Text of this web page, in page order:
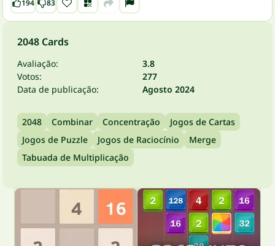
194 83
2048 Cards
Avaliação:
3.8
Votos:
277
Data de publicação:
Agosto 2024
2048 Combinar Concentração
Jogos de Cartas
Jogos de Puzzle
Jogos de Raciocínio
Merge
Tabuada de Multiplicação